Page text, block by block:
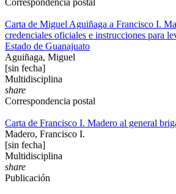
Correspondencia postal
Carta de Miguel Aguiñaga a Francisco I.
credenciales oficiales e instrucciones para
Estado de Guanajuato
Aguiñaga, Miguel
[sin fecha]
Multidisciplina
share
Correspondencia postal
Carta de Francisco I. Madero al general
Madero, Francisco I.
[sin fecha]
Multidisciplina
share
Publicación